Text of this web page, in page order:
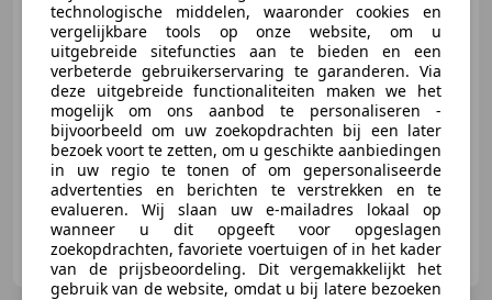
€ 15.499
Excl. BTW
07/2023 197.231 km Diesel 110 kW (150 PK)
Arvlad Cars
NL-3646 AK WAVERVEEN
technologische middelen, waaronder cookies en
vergelijkbare tools op onze website, om u
uitgebreide sitefuncties aan te bieden en een
verbeterde gebruikerservaring te garanderen. Via
deze uitgebreide functionaliteiten maken we het
mogelijk om ons aanbod te personaliseren -
bijvoorbeeld om uw zoekopdrachten bij een later
bezoek voort te zetten, om u geschikte aanbiedingen
in uw regio te tonen of om gepersonaliseerde
advertenties en berichten te verstrekken en te
evalueren. Wij slaan uw e-mailadres lokaal op
wanneer u dit opgeeft voor opgeslagen
zoekopdrachten, favoriete voertuigen of in het kader
van de prijsbeoordeling. Dit vergemakkelijkt het
gebruik van de website, omdat u bij latere bezoeken